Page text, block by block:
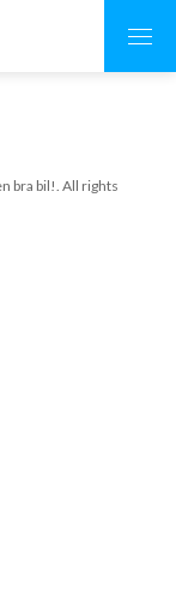
bra bil!. All rights